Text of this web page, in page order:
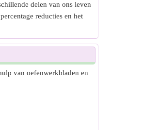
delen van ons leven
reducties en het
van oefenwerkbladen en